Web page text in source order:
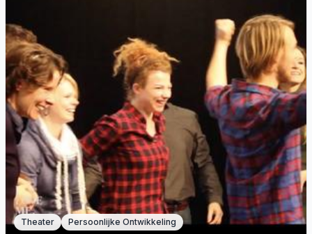
Theater Persoonlijke Ontwikkeling